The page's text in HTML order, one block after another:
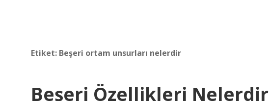
Etiket: Beşeri ortam unsurları nelerdir
Beşeri Özellikleri Nelerdir